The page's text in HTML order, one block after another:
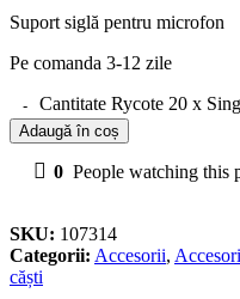
Suport siglă pentru microfon
Pe comanda 3-12 zile
Cantitate Rycote 20 x
Adaugă în coș
0 People watching this
SKU: 107314
Categorii: Accesorii,
căști